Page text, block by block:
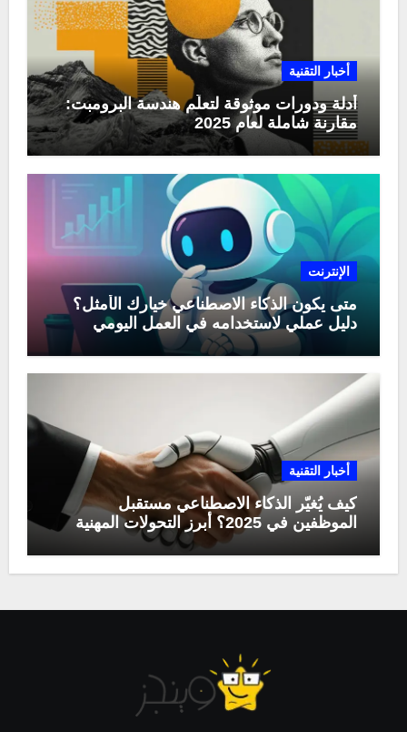
أخبار التقنية
أدلة ودورات موثوقة لتعلّم هندسة البرومبت:
مقارنة شاملة لعام 2025
الإنترنت
متى يكون الذكاء الاصطناعي خيارك الأمثل؟
دليل عملي لاستخدامه في العمل اليومي
أخبار التقنية
كيف يُغيّر الذكاء الاصطناعي مستقبل
الموظفين في 2025؟ أبرز التحولات المهنية